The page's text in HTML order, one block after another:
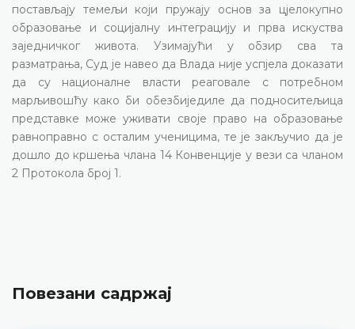
постављају темељи који пружају основ за цјелокупно
образовање и социјалну интеграцију и прва искуства
заједничког живота. Узимајући у обзир сва та
разматрања, Суд је навео да Влада није успјела доказати
да су националне власти реаговале с потребном
марљивошћу како би обезбиједиле да подноситељица
представке може уживати своје право на образовање
равноправно с осталим ученицима, те је закључио да је
дошло до кршења члана 14 Конвенције у вези са чланом
2 Протокола број 1.
Повезани садржај